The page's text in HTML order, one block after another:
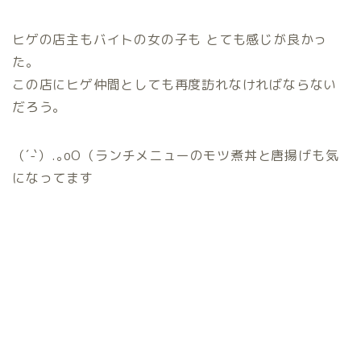
ヒゲの店主もバイトの女の子も とても感じが良かっ
た。
この店にヒゲ仲間としても再度訪れなければならない
だろう。
（´-`）.｡oO（ランチメニューのモツ煮丼と唐揚げも気
になってます